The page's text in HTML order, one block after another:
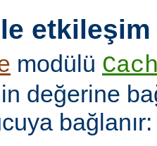
etkileşim
modülü
değerine
bağlanır: